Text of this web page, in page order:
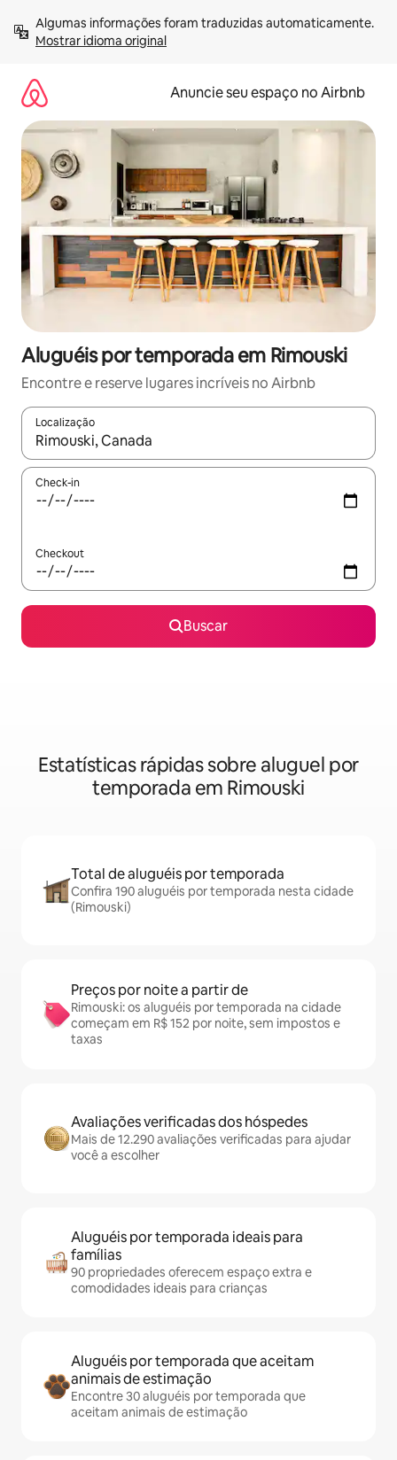
para
Mostrar idioma original
Anuncie seu espaço no Airbnb
Aluguéis por temporada em Rimouski
Encontre e reserve lugares incríveis no Airbnb
Localização
Quando os resultados estiverem disponíveis, explore-os
Check-in
Checkout
Buscar
Estatísticas rápidas sobre aluguel por
temporada em Rimouski
Total de aluguéis por temporada
Confira 190 aluguéis por temporada nesta cidade
(Rimouski)
Preços por noite a partir de
Rimouski: os aluguéis por temporada na cidade
começam em R$ 152 por noite, sem impostos e
taxas
Avaliações verificadas dos hóspedes
Mais de 12.290 avaliações verificadas para ajudar
você a escolher
Aluguéis por temporada ideais para
famílias
90 propriedades oferecem espaço extra e
comodidades ideais para crianças
Aluguéis por temporada que aceitam
animais de estimação
Encontre 30 aluguéis por temporada que
aceitam animais de estimação